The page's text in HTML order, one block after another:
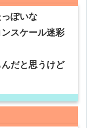
ぽいな
スケール迷彩
だと思うけど